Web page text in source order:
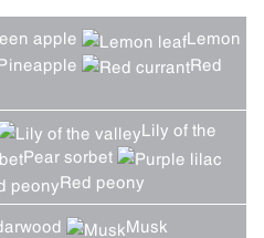
apple
Lemon
Red
Lily of the
Pear sorbet
Red peony
Musk